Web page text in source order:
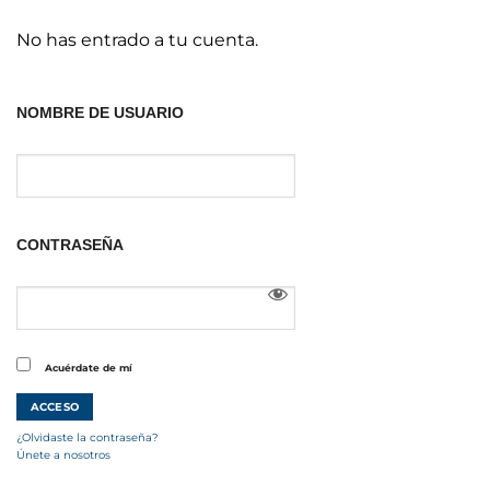
No has entrado a tu cuenta.
NOMBRE DE USUARIO
CONTRASEÑA
Acuérdate de mí
¿Olvidaste la contraseña?
Únete a nosotros